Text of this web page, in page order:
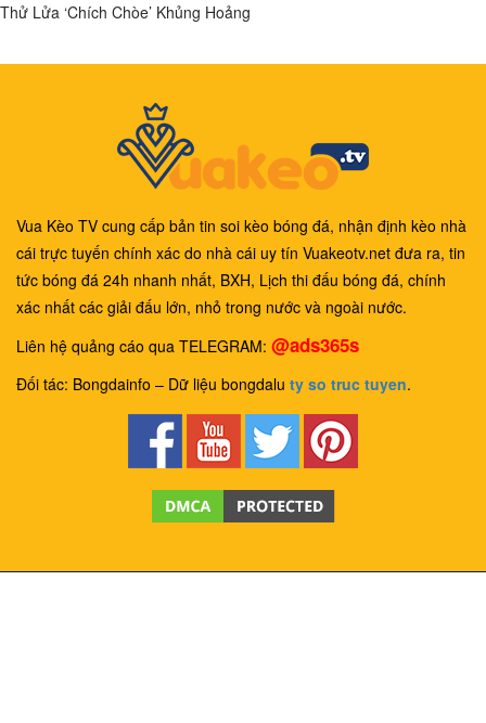
Thử Lửa ‘Chích Chòe’ Khủng Hoảng
Vua Kèo TV cung cấp bản tin soi kèo bóng đá, nhận định kèo nhà
cái trực tuyến chính xác do nhà cái uy tín Vuakeotv.net đưa ra, tin
tức bóng đá 24h nhanh nhất, BXH, Lịch thi đấu bóng đá, chính
xác nhất các giải đấu lớn, nhỏ trong nước và ngoài nước.
Liên hệ quảng cáo qua TELEGRAM: @ads365s
Đối tác: Bongdainfo – Dữ liệu bongdalu ty so truc tuyen.